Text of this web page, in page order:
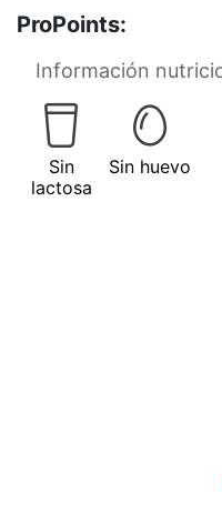
ProPoints:
Información
Sin
lactosa
Sin huevo